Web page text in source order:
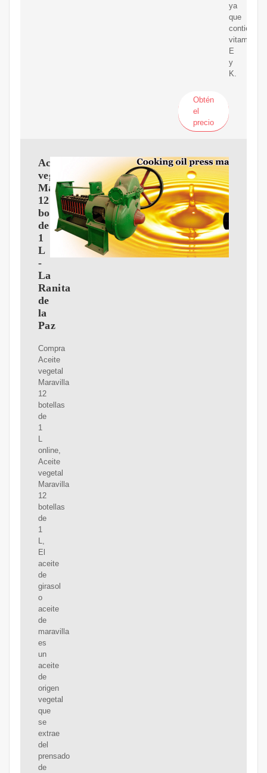
ya
que
contiene
vitamina
E
y
K.
Obtén
el
precio
Aceite
vegetal
Maravilla
12
botellas
de
1
L
-
La
Ranita
de
la
Paz
Compra
Aceite
vegetal
Maravilla
12
botellas
de
1
L
online,
Aceite
vegetal
Maravilla
12
botellas
de
1
L,
El
aceite
de
girasol
o
aceite
de
maravilla
es
un
aceite
de
origen
vegetal
que
se
extrae
del
prensado
de